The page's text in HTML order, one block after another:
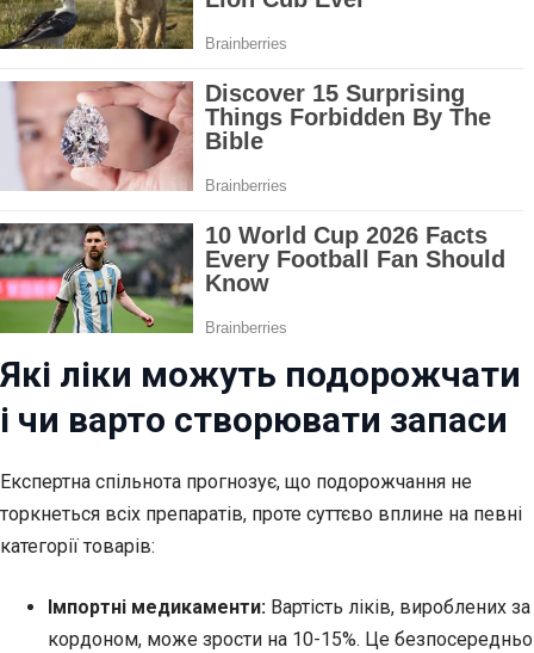
Які ліки можуть подорожчати
і чи варто створювати запаси
Експертна спільнота прогнозує, що подорожчання не
торкнеться всіх препаратів, проте суттєво вплине на певні
категорії товарів:
Імпортні медикаменти: Вартість ліків, вироблених за
кордоном, може зрости на 10-15%. Це безпосередньо